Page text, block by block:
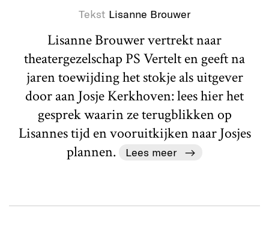
Tekst Lisanne Brouwer
Lisanne Brouwer vertrekt naar
theatergezelschap PS Vertelt en geeft na
jaren toewijding het stokje als uitgever
door aan Josje Kerkhoven: lees hier het
gesprek waarin ze terugblikken op
Lisannes tijd en vooruitkijken naar Josjes
plannen.
Lees meer